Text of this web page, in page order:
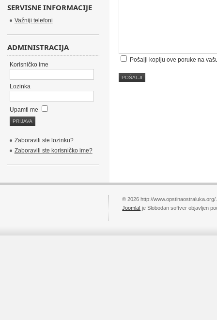
Pošalji kopiju ove poruke na
POŠALJI
SERVISNE INFORMACIJE
Važniji telefoni
ADMINISTRACIJA
Korisničko ime
Lozinka
Upamti me
Zaboravili ste lozinku?
Zaboravili ste korisničko ime?
© 2026 http://
Joomla! je Slobodan softver objavljen